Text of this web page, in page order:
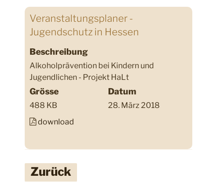
Veranstaltungsplaner -
Jugendschutz in Hessen
Beschreibung
Alkoholprävention bei Kindern und
Jugendlichen - Projekt HaLt
Grösse
488 KB
Datum
28. März 2018
download
Zurück